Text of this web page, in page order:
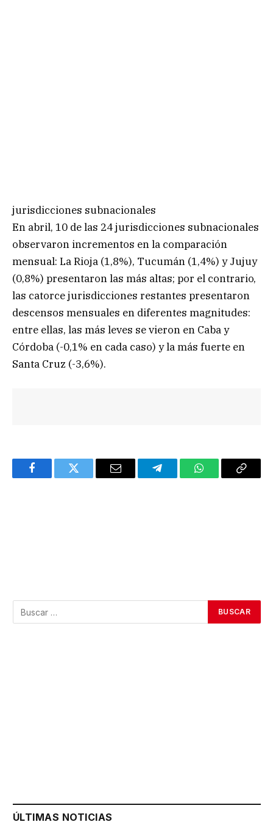
jurisdicciones subnacionales
En abril, 10 de las 24 jurisdicciones subnacionales
observaron incrementos en la comparación
mensual: La Rioja (1,8%), Tucumán (1,4%) y Jujuy
(0,8%) presentaron las más altas; por el contrario,
las catorce jurisdicciones restantes presentaron
descensos mensuales en diferentes magnitudes:
entre ellas, las más leves se vieron en Caba y
Córdoba (-0,1% en cada caso) y la más fuerte en
Santa Cruz (-3,6%).
FacebookTwitter Email TelegramWhatsAppCopy
ÚLTIMAS NOTICIAS